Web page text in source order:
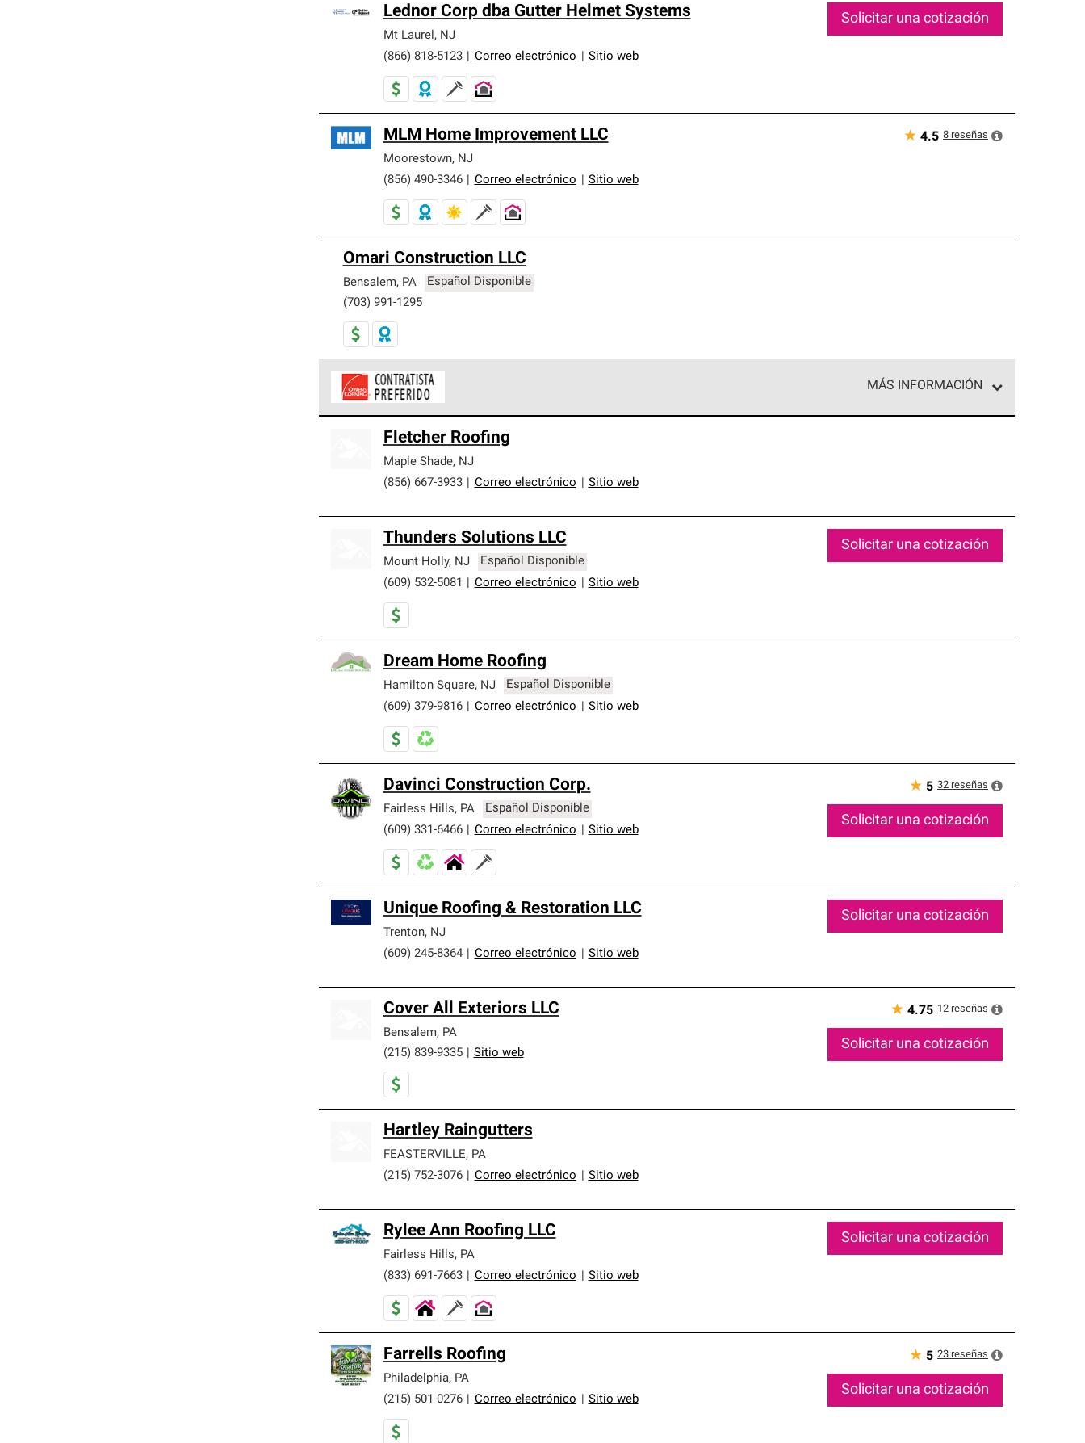
Lednor Corp dba Gutter Helmet Systems
Mt Laurel , NJ
(866) 818-5123
Correo electrónico Sitio web
Solicitar una cotización
MLM Home Improvement LLC
Moorestown, NJ
(856) 490-3346
Correo electrónico Sitio web
★ 4.5 8 reseñas
Omari Construction LLC
Bensalem, PA
Español Disponible
(703) 991-1295
MÁS INFORMACIÓN
cumplen con altos estándares y requisitos estrictos de profesionalismo y confiabilidad.
Fletcher Roofing
Maple Shade, NJ
(856) 667-3933
Correo electrónico Sitio web
Thunders Solutions LLC
Mount Holly, NJ
Español Disponible
(609) 532-5081
Correo electrónico Sitio web
Solicitar una cotización
Dream Home Roofing
Hamilton Square, NJ
Español Disponible
(609) 379-9816
Correo electrónico Sitio web
Davinci Construction Corp.
Fairless Hills, PA
Español Disponible
(609) 331-6466
Correo electrónico Sitio web
★ 5 32 reseñas
Solicitar una cotización
Unique Roofing & Restoration LLC
Trenton, NJ
(609) 245-8364
Correo electrónico Sitio web
Solicitar una cotización
Cover All Exteriors LLC
Bensalem, PA
(215) 839-9335
Sitio web
★ 4.75 12 reseñas
Solicitar una cotización
Hartley Raingutters
FEASTERVILLE, PA
(215) 752-3076
Correo electrónico Sitio web
Rylee Ann Roofing LLC
Fairless Hills, PA
(833) 691-7663
Correo electrónico Sitio web
Solicitar una cotización
Farrells Roofing
Philadelphia, PA
(215) 501-0276
Correo electrónico Sitio web
★ 5 23 reseñas
Solicitar una cotización